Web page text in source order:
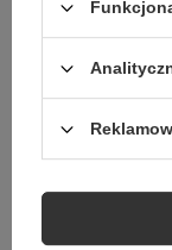
POWERBANKI
KABLE I
USB-C -&gt;
USB-A -